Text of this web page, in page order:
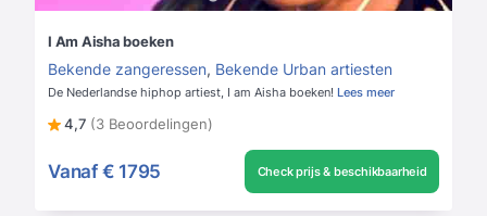
I Am Aisha boeken
Bekende zangeressen, Bekende Urban artiesten
De Nederlandse hiphop artiest, I am Aisha boeken! Lees meer
4,7 (3 Beoordelingen)
Vanaf € 1795 Check prijs & beschikbaarheid